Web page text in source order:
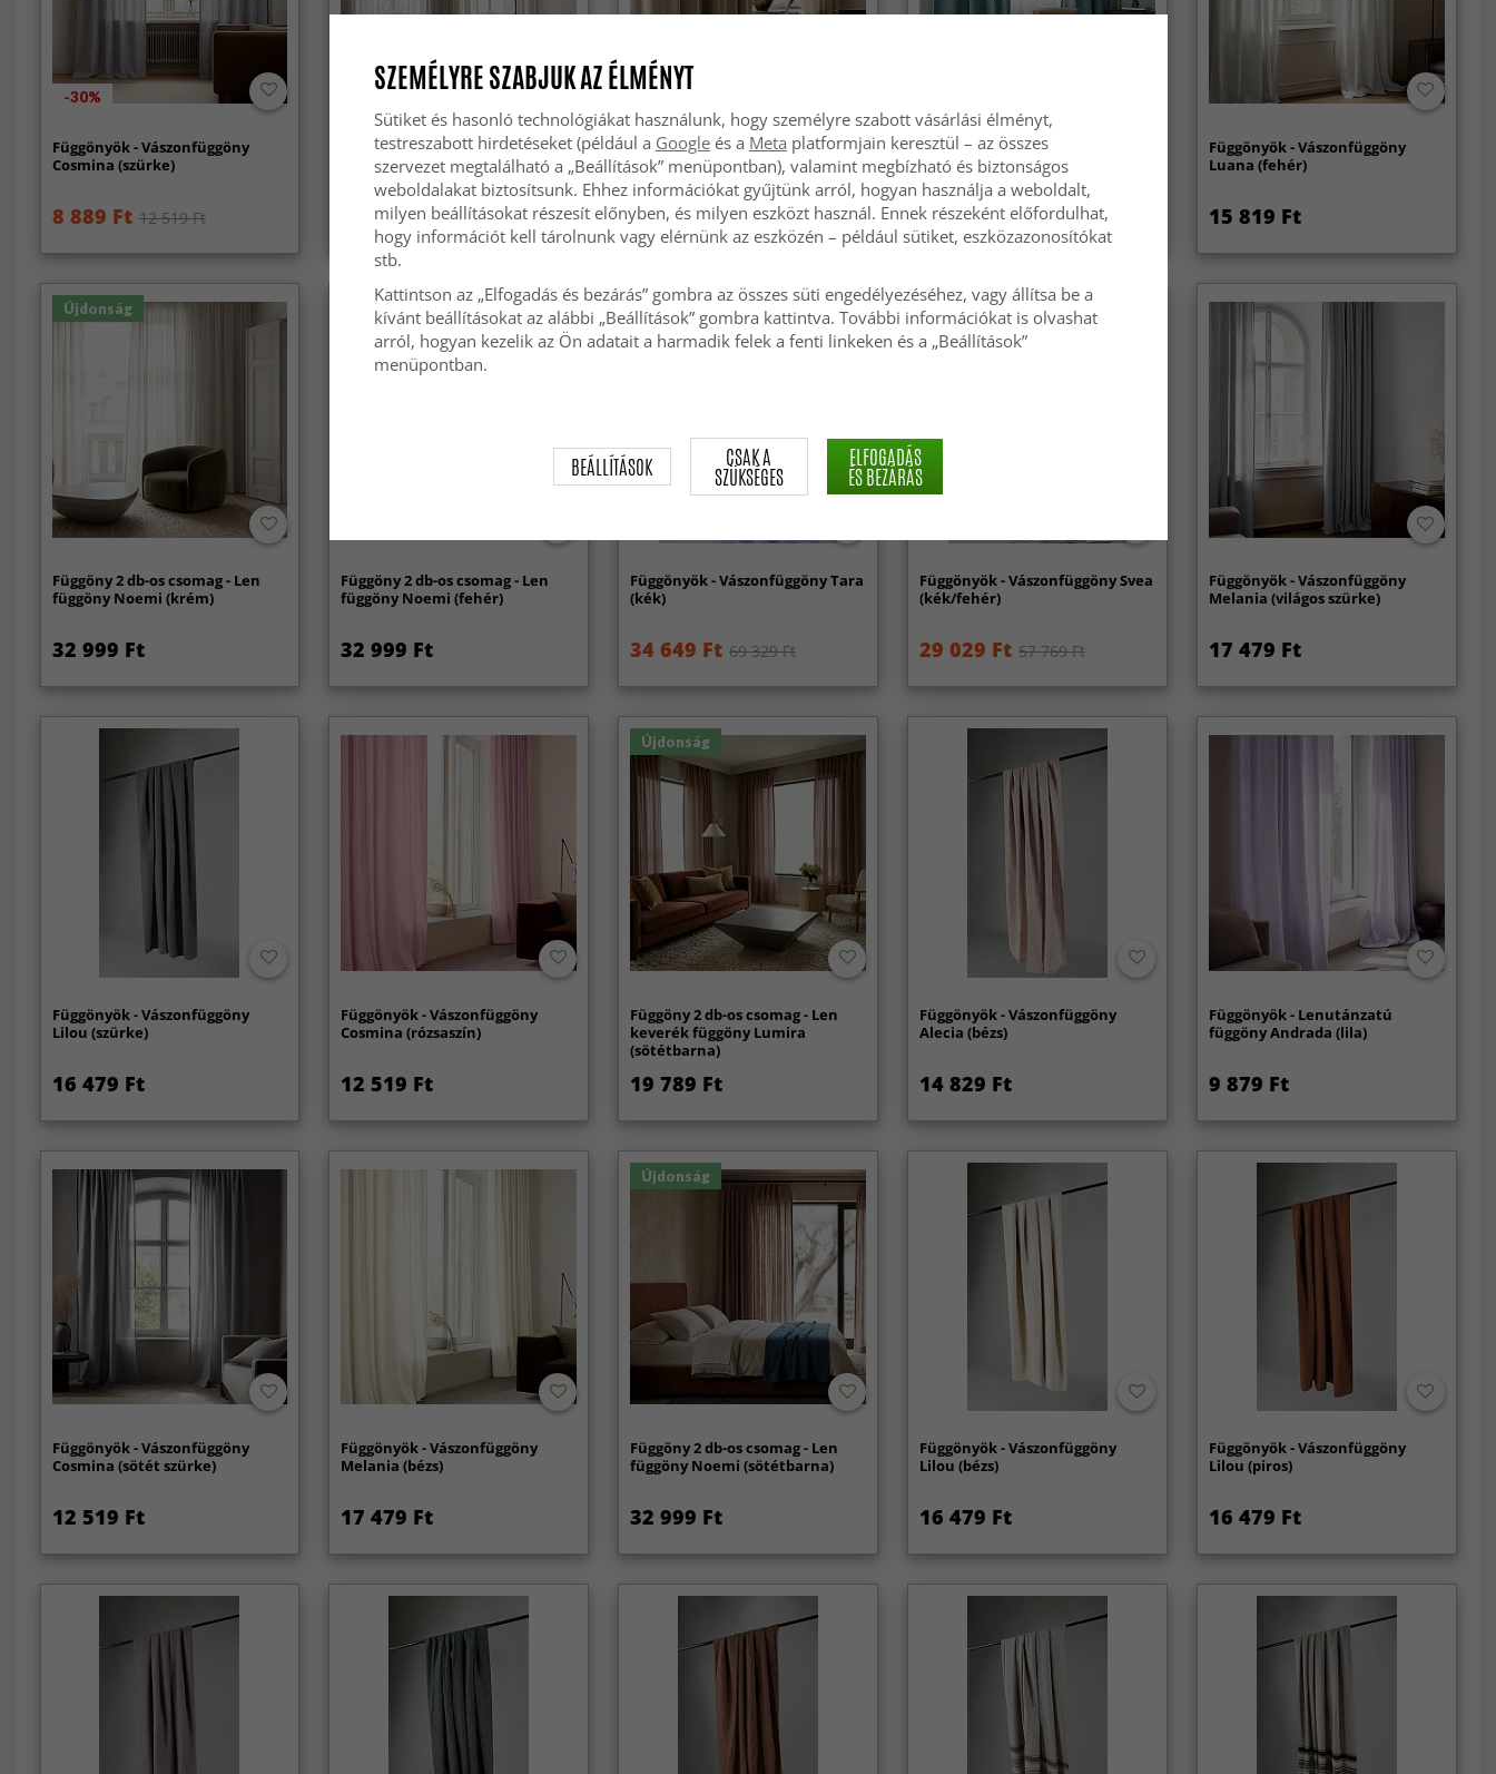
-30%
Függönyök - Vászonfüggöny
Cosmina (szürke)
8 889 Ft 12 519 Ft
Függöny 2 db-os csomag - Len
függöny Noemi (bézs)
32 999 Ft
Függönyök - Vászonfüggöny
Melania (barna)
19 789 Ft
Függönyök - Vászonfüggöny
Melania (sötét türkiz)
19 789 Ft
Függönyök - Vászonfüggöny
Luana (fehér)
15 819 Ft
Újdonság
Függöny 2 db-os csomag - Len
függöny Noemi (krém)
32 999 Ft
Újdonság
Függöny 2 db-os csomag - Len
függöny Noemi (fehér)
32 999 Ft
Függönyök - Vászonfüggöny Tara
(kék)
34 649 Ft 69 329 Ft
Függönyök - Vászonfüggöny Svea
(kék/fehér)
29 029 Ft 57 769 Ft
Függönyök - Vászonfüggöny
Melania (világos szürke)
17 479 Ft
Függönyök - Vászonfüggöny
Lilou (szürke)
16 479 Ft
Függönyök - Vászonfüggöny
Cosmina (rózsaszín)
12 519 Ft
Újdonság
Függöny 2 db-os csomag - Len
keverék függöny Lumira
(sötétbarna)
19 789 Ft
Függönyök - Vászonfüggöny
Alecia (bézs)
14 829 Ft
Függönyök - Lenutánzatú
függöny Andrada (lila)
9 879 Ft
Függönyök - Vászonfüggöny
Cosmina (sötét szürke)
12 519 Ft
Függönyök - Vászonfüggöny
Melania (bézs)
17 479 Ft
Újdonság
Függöny 2 db-os csomag - Len
függöny Noemi (sötétbarna)
32 999 Ft
Függönyök - Vászonfüggöny
Lilou (bézs)
16 479 Ft
Függönyök - Vászonfüggöny
Lilou (piros)
16 479 Ft
SZEMÉLYRE SZABJUK AZ ÉLMÉNYT
Sütiket és hasonló technológiákat használunk, hogy személyre szabott vásárlási élményt,
testreszabott hirdetéseket (például a Googleés a Meta platformjain keresztül – az összes
szervezet megtalálható a „Beállítások” menüpontban), valamint megbízható és biztonságos
weboldalakat biztosítsunk. Ehhez információkat gyűjtünk arról, hogyan használja a weboldalt,
milyen beállításokat részesít előnyben, és milyen eszközt használ. Ennek részeként előfordulhat,
hogy információt kell tárolnunk vagy elérnünk az eszközén – például sütiket, eszközazonosítókat
stb.
Kattintson az „Elfogadás és bezárás” gombra az összes süti engedélyezéséhez, vagy állítsa be a
kívánt beállításokat az alábbi „Beállítások” gombra kattintva. További információkat is olvashat
arról, hogyan kezelik az Ön adatait a harmadik felek a fenti linkeken és a „Beállítások”
menüpontban.
BEÁLLÍTÁSOK CSAK A
SZÜKSÉGES
ELFOGADÁS
ÉS BEZÁRÁS